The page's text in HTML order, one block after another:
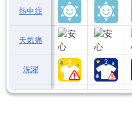
熱中症
天気痛
洗濯